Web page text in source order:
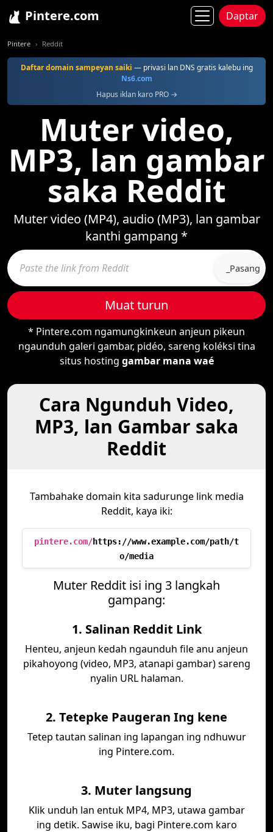
Pintere.com Daptar
Pintere Reddit
Daftar domain sampeyan saiki — privasi lan DNS gratis kalebu ing
Ns6.com
Hapus iklan karo PRO →
Muter video,
MP3, lan gambar
saka Reddit
Muter video (MP4), audio (MP3), lan gambar
kanthi gampang *
_Pasang
Muat turun
* Pintere.com ngamungkinkeun anjeun pikeun
ngaunduh galeri gambar, pidéo, sareng koléksi tina
situs hosting gambar mana waé
Cara Ngunduh Video,
MP3, lan Gambar saka
Reddit
Tambahake domain kita sadurunge link media
Reddit, kaya iki:
pintere.com/https://www.example.com/path/t
o/media
Muter Reddit isi ing 3 langkah
gampang:
1. Salinan Reddit Link
Henteu, anjeun kedah ngaunduh file anu anjeun
pikahoyong (video, MP3, atanapi gambar) sareng
nyalin URL halaman.
2. Tetepke Paugeran Ing kene
Tetep tautan salinan ing lapangan ing ndhuwur
ing Pintere.com.
3. Muter langsung
Klik unduh lan entuk MP4, MP3, utawa gambar
ing detik. Sawise iku, bagi Pintere.com karo